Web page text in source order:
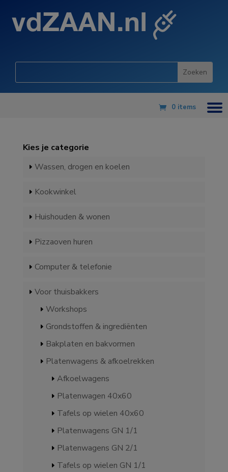
0 items
Kies je categorie
Wassen, drogen en koelen
Kookwinkel
Huishouden & wonen
Pizzaoven huren
Computer & telefonie
Voor thuisbakkers
Workshops
Grondstoffen & ingrediënten
Bakplaten en bakvormen
Platenwagens & afkoelrekken
Afkoelwagens
Platenwagen 40x60
Tafels op wielen 40x60
Platenwagens GN 1/1
Platenwagens GN 2/1
Tafels op wielen GN 1/1